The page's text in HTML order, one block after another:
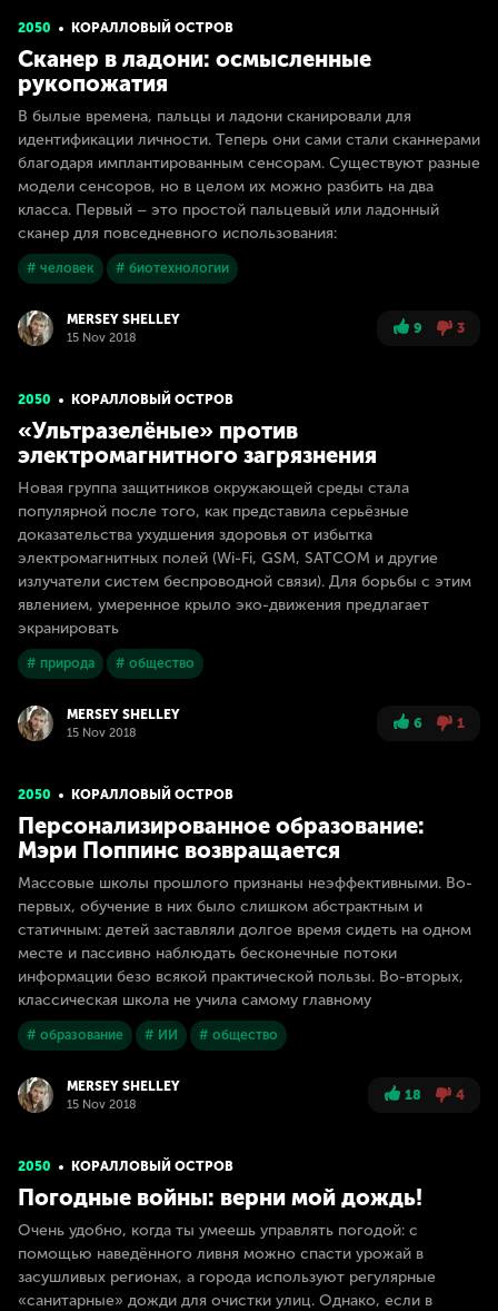
2050 КОРАЛЛОВЫЙ ОСТРОВ
Сканер в ладони: осмысленные
рукопожатия
В былые времена, пальцы и ладони сканировали для
идентификации личности. Теперь они сами стали сканнерами
благодаря имплантированным сенсорам. Существуют разные
модели сенсоров, но в целом их можно разбить на два
класса. Первый – это простой пальцевый или ладонный
сканер для повседневного использования:
# человек # биотехнологии
MERSEY SHELLEY
15 Nov 2018
9 3
2050 КОРАЛЛОВЫЙ ОСТРОВ
«Ультразелёные» против
электромагнитного загрязнения
Новая группа защитников окружающей среды стала
популярной после того, как представила серьёзные
доказательства ухудшения здоровья от избытка
электромагнитных полей (Wi-Fi, GSM, SATCOM и другие
излучатели систем беспроводной связи). Для борьбы с этим
явлением, умеренное крыло эко-движения предлагает
экранировать
# природа # общество
MERSEY SHELLEY
15 Nov 2018
6 1
2050 КОРАЛЛОВЫЙ ОСТРОВ
Персонализированное образование:
Мэри Поппинс возвращается
Массовые школы прошлого признаны неэффективными. Во-
первых, обучение в них было слишком абстрактным и
статичным: детей заставляли долгое время сидеть на одном
месте и пассивно наблюдать бесконечные потоки
информации безо всякой практической пользы. Во-вторых,
классическая школа не учила самому главному
# образование # ИИ # общество
MERSEY SHELLEY
15 Nov 2018
18 4
2050 КОРАЛЛОВЫЙ ОСТРОВ
Погодные войны: верни мой дождь!
Очень удобно, когда ты умеешь управлять погодой: с
помощью наведённого ливня можно спасти урожай в
засушливых регионах, а города используют регулярные
«санитарные» дожди для очистки улиц. Однако, если в